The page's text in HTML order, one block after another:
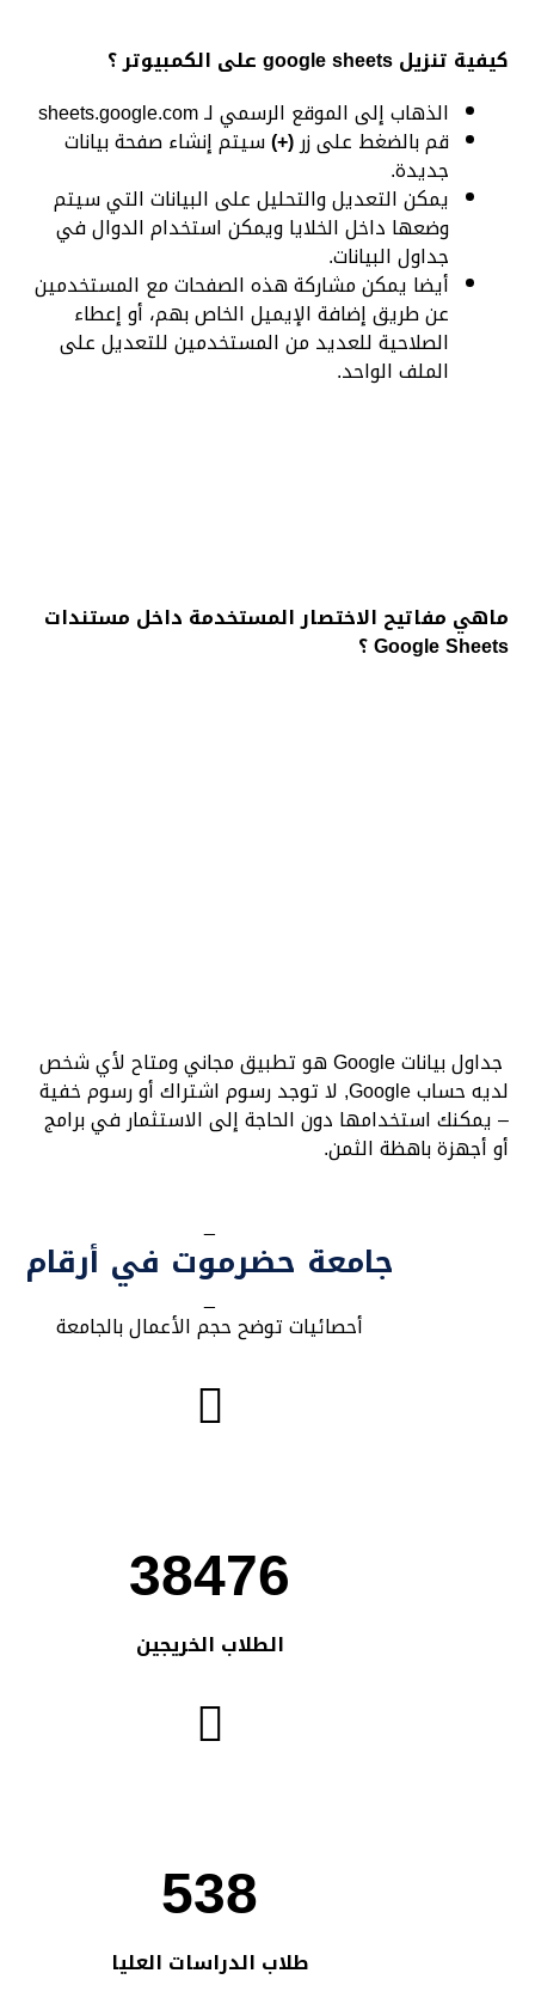
كيفية تنزيل google sheets على الكمبيوتر
؟
الذهاب إلى الموقع الرسمي لـsheets.google.com
قم بالضغط على زر(+)سيتم إنشاء صفحة بيانات
جديدة.
يمكن التعديل والتحليل على البيانات التي سيتم
وضعها داخل الخلايا ويمكن استخدام الدوال في
جداول البيانات.
أيضا يمكن مشاركة هذه الصفحات مع المستخدمين
عن طريق إضافة الإيميل الخاص بهم، أو إعطاء
الصلاحية للعديد من المستخدمين للتعديل على
الملف الواحد.
ماهي مفاتيح الاختصار المستخدمة داخل مستندات
Google Sheets ؟
جداول بيانات Google هو تطبيق مجاني ومتاح لأي شخص
لديه حساب Google, لا توجد رسوم اشتراك أو رسوم خفية
– يمكنك استخدامها دون الحاجة إلى الاستثمار في برامج
أو أجهزة باهظة الثمن.
_
جامعة حضرموت في أرقام
_
أحصائيات توضح حجم الأعمال بالجامعة
38476
الطلاب الخريجين
538
طلاب الدراسات العليا